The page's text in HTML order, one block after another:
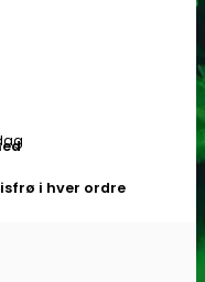
i hver ordre